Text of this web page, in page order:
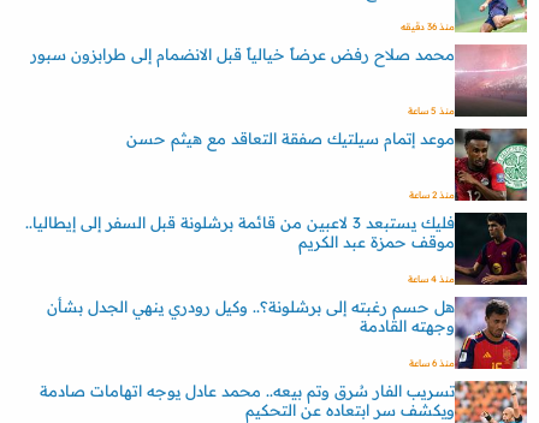
منذ 36 دقيقه
محمد صلاح رفض عرضاً خيالياً قبل الانضمام إلى طرابزون سبور
منذ 5 ساعة
موعد إتمام سيلتيك صفقة التعاقد مع هيثم حسن
منذ 2 ساعة
فليك يستبعد 3 لاعبين من قائمة برشلونة قبل السفر إلى إيطاليا..
موقف حمزة عبد الكريم
منذ 4 ساعة
هل حسم رغبته إلى برشلونة؟.. وكيل رودري ينهي الجدل بشأن
وجهته القادمة
منذ 6 ساعة
تسريب الفار سُرق وتم بيعه.. محمد عادل يوجه اتهامات صادمة
ويكشف سر ابتعاده عن التحكيم